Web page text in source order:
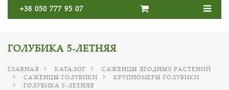
+38 050 777 95 07
ГОЛУБИКА 5-ЛЕТНЯЯ
ГЛАВНАЯ КАТАЛОГ
САЖЕНЦЫ ЯГОДНЫХ РАСТЕНИЙ
САЖЕНЦЫ ГОЛУБИКИ
КРУПНОМЕРЫ ГОЛУБИКИ
ГОЛУБИКА 5-ЛЕТНЯЯ